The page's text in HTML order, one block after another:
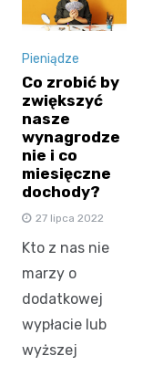
Pieniądze
Co zrobić by
zwiększyć
nasze
wynagrodze
nie i co
miesięczne
dochody?
27 lipca 2022
Kto z nas nie
marzy o
dodatkowej
wypłacie lub
wyższej